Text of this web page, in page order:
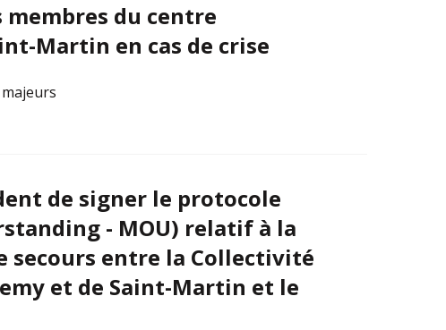
membres du centre
Martin en cas de crise
de signer le protocole
- MOU) relatif à la
secours entre la Collectivité
et de Saint-Martin et le